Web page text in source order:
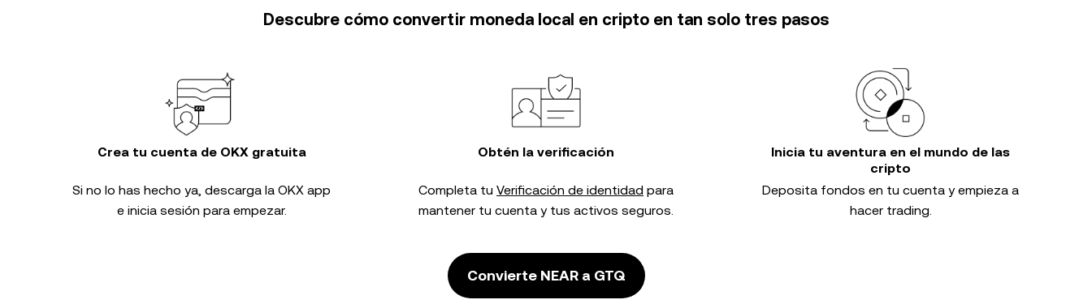
Descubre cómo convertir moneda local en cripto en tan solo tres pasos
Crea tu cuenta de OKX gratuita
Si no lo has hecho ya, descarga la OKX app
e inicia sesión para empezar.
Obtén la verificación
Completa tu Verificación de identidad para
mantener tu cuenta y tus activos seguros.
Inicia tu aventura en el mundo de las
cripto
Deposita fondos en tu cuenta y empieza a
hacer trading.
Convierte NEAR a GTQ